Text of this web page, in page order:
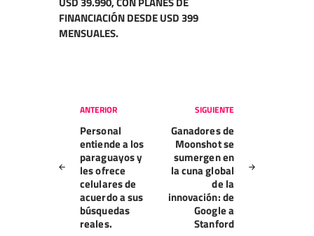
FINANCIACIÓN DESDEUSD 399
MENSUALES.
Navegación
entradas
ANTERIOR
Personal
entiende a los
paraguayos y
les ofrece
celulares de
acuerdo a sus
búsquedas
reales.
SIGUIENTE
Ganadores de
Moonshot se
sumergen en
la cuna global
de la
innovación: de
Google a
Stanford